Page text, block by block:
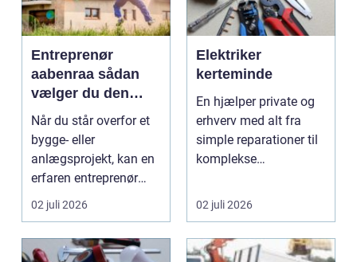
Entreprenør
aabenraa sådan
vælger du den
rette til dit projekt
Når du står overfor et
bygge- eller
anlægsprojekt, kan en
erfaren entreprenør
Aabenraa være
02 juli 2026
Elektriker
kerteminde
En hjælper private og
erhverv med alt fra
simple reparationer til
komplekse
02 juli 2026